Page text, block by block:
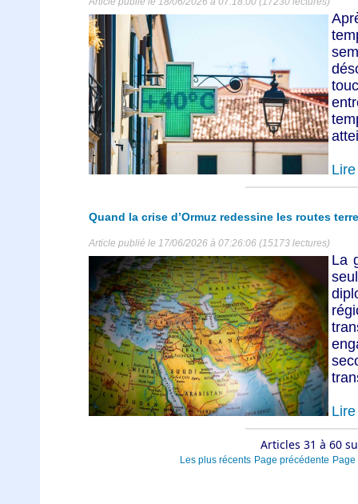
Quand la crise d’Ormuz redessine les routes
Article publié le 17/06/2026 à 07:26:06 (15173 lectures)
La
Articles 31 à 60
Les plus récents Page précédente Page